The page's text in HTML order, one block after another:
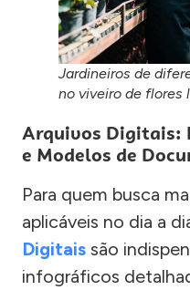
Jardineiros de
no viveiro de flores
Arquivos Digitais:
e Modelos de
Para quem busca
aplicáveis no dia a
Digitais são
infográficos